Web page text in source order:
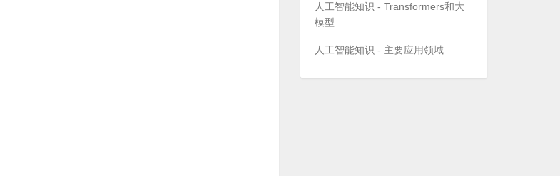
人工智能知识 - Transformers和大
模型
人工智能知识 - 主要应用领域